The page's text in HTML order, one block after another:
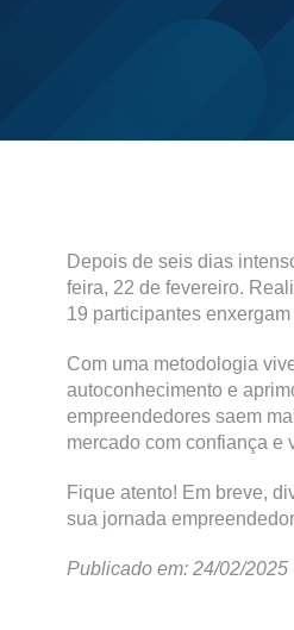
Depois de seis dias
feira, 22 de fevereiro.
19 participantes
Com uma metodologia
autoconhecimento e
empreendedores saem
mercado com confiança e
Fique atento! Em breve,
sua jornada
Publicado em: 24/02/2025